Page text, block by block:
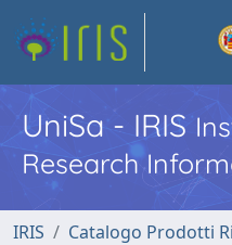
UniSa - IRIS
Research
IRIS
Catalogo Prodotti